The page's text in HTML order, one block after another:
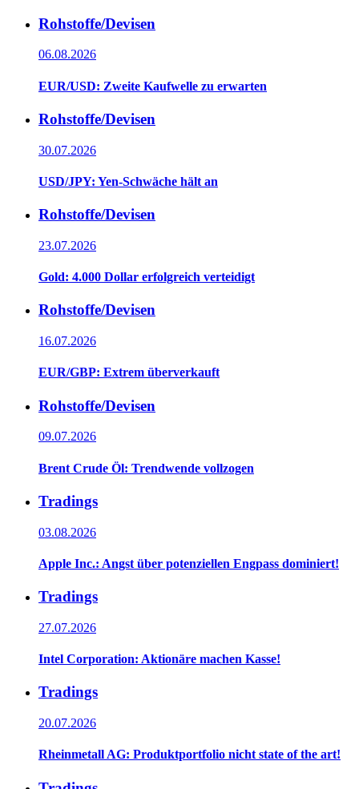
Rohstoffe/Devisen
06.08.2026
EUR/USD: Zweite Kaufwelle zu erwarten
Rohstoffe/Devisen
30.07.2026
USD/JPY: Yen-Schwäche hält an
Rohstoffe/Devisen
23.07.2026
Gold: 4.000 Dollar erfolgreich verteidigt
Rohstoffe/Devisen
16.07.2026
EUR/GBP: Extrem überverkauft
Rohstoffe/Devisen
09.07.2026
Brent Crude Öl: Trendwende vollzogen
Tradings
03.08.2026
Apple Inc.: Angst über potenziellen Engpass dominiert!
Tradings
27.07.2026
Intel Corporation: Aktionäre machen Kasse!
Tradings
20.07.2026
Rheinmetall AG: Produktportfolio nicht state of the art!